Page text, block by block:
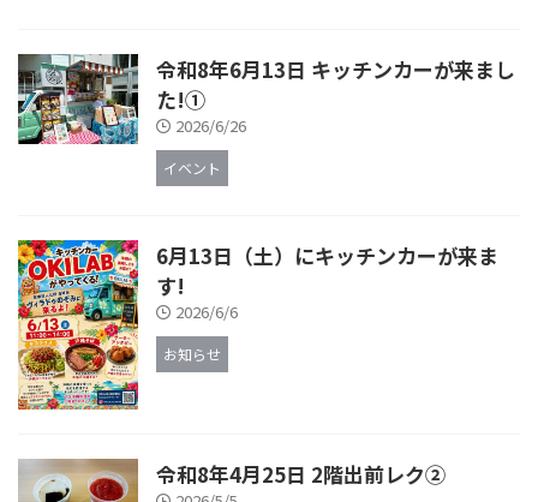
令和8年6月13日 キッチンカーが来まし
た!①
2026/6/26
イベント
6月13日（土）にキッチンカーが来ま
す!
2026/6/6
お知らせ
令和8年4月25日 2階出前レク②